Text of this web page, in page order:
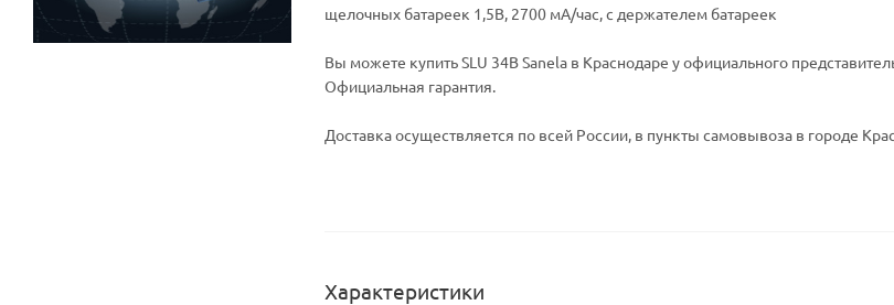
щелочных батареек 1,5В, 2700 мA/час, c держателем батареек
Вы можете купить SLU 34B Sanela в Краснодаре у официального
Официальная гарантия.
Доставка осуществляется по всей России, в пункты самовывоза в городе
Характеристики